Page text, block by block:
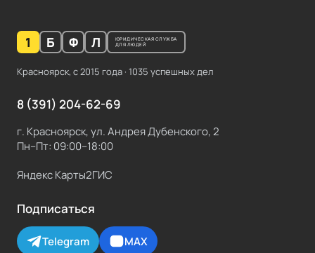
1 Б Ф Л
ЮРИДИЧЕСКАЯ СЛУЖБА
ДЛЯ ЛЮДЕЙ
Красноярск, с2015 года · 1035 успешных дел
8 (391) 204-62-69
г. Красноярск, ул. Андрея Дубенского, 2
Пн–Пт: 09:00–18:00
Яндекс Карты2ГИС
Подписаться
Telegram MAX